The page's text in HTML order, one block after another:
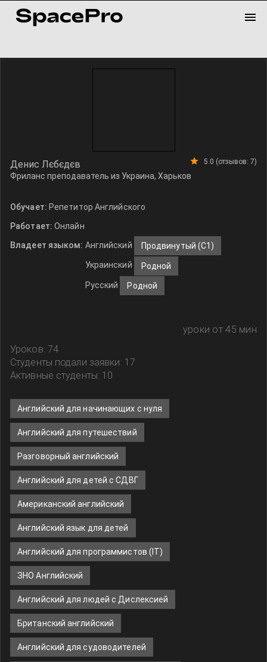
Денис Лєбєдєв
Фриланс преподаватель из Украина, Харьков
5.0 (отзывов: 7)
Обучает: Репетитор Английского
Работает: Онлайн
Владеет языком: Английский
Продвинутый (С1)
Украинский
Родной
Русский
Родной
уроки от 45 мин
Уроков: 74
Студенты подали заявки: 17
Активные студенты: 10
Английский для начинающих с нуля
Английский для путешествий
Разговорный английский
Английский для детей с СДВГ
Американский английский
Английский язык для детей
Английский для программистов (IT)
ЗНО Английский
Английский для людей с Дислексией
Британский английский
Английский для судоводителей